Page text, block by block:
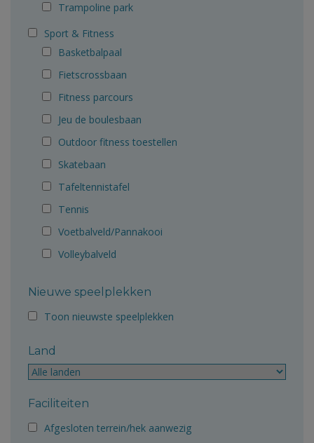
Trampoline park
Sport & Fitness
Basketbalpaal
Fietscrossbaan
Fitness parcours
Jeu de boulesbaan
Outdoor fitness toestellen
Skatebaan
Tafeltennistafel
Tennis
Voetbalveld/Pannakooi
Volleybalveld
Nieuwe speelplekken
Toon nieuwste speelplekken
Land
Faciliteiten
Afgesloten terrein/hek aanwezig